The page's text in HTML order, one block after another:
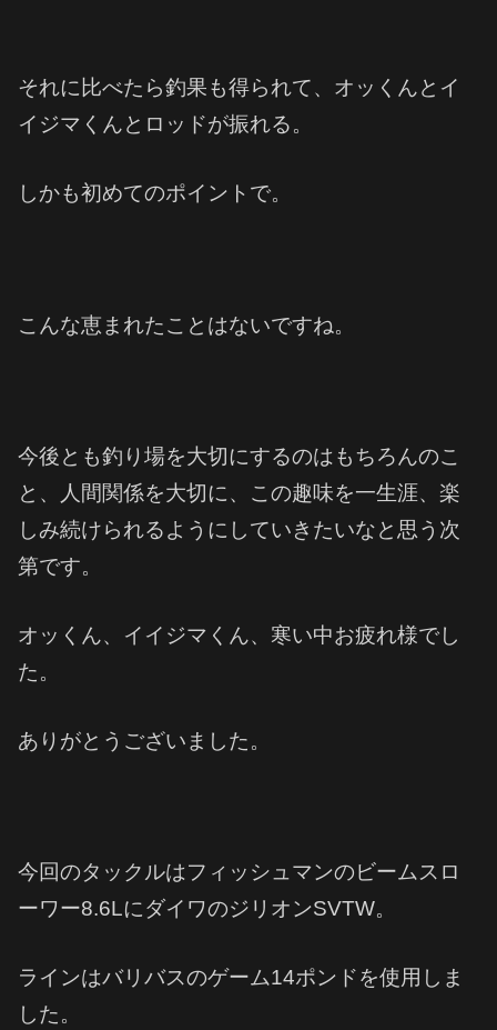
それに比べたら釣果も得られて、オッくんとイ
イジマくんとロッドが振れる。
しかも初めてのポイントで。
こんな恵まれたことはないですね。
今後とも釣り場を大切にするのはもちろんのこ
と、人間関係を大切に、この趣味を一生涯、楽
しみ続けられるようにしていきたいなと思う次
第です。
オッくん、イイジマくん、寒い中お疲れ様でし
た。
ありがとうございました。
今回のタックルはフィッシュマンのビームスロ
ーワー8.6LにダイワのジリオンSVTW。
ラインはバリバスのゲーム14ポンドを使用しま
した。